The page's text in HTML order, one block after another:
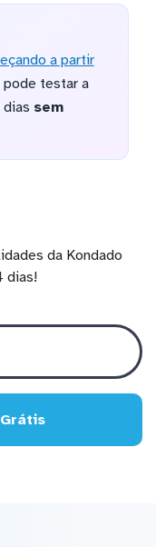
a partir
pode testar a
sem
da Kondado
dias!